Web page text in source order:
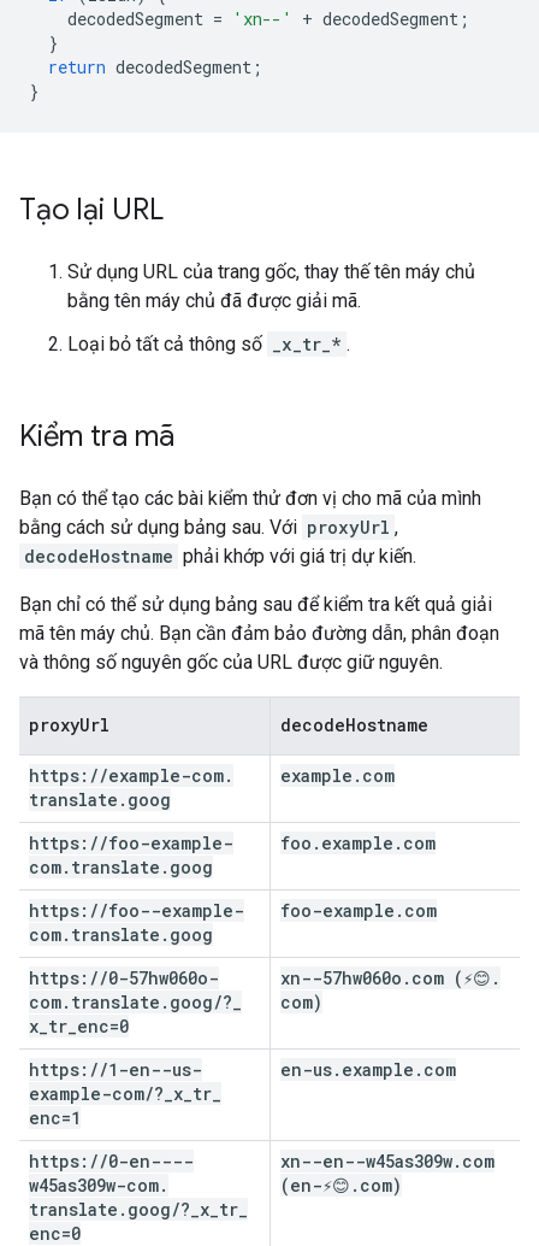
decodedSegment = 'xn--' + decodedSegment ;
}
return decodedSegment ;
}
Tạo lại URL
Sử dụng URL của trang gốc, thay thế tên máy chủ
bằng tên máy chủ đã được giải mã.
Loại bỏ tất cả thông số
_x_tr_* .
Kiểm tra mã
Bạn có thể tạo các bài kiểm thử đơn vị cho mã của mình
bằng cách sử dụng bảng sau. Với proxyUrl ,
decodeHostname phải khớp với giá trị dự kiến.
Bạn chỉ có thể sử dụng bảng sau để kiểm tra kết quả giải
mã tên máy chủ. Bạn cần đảm bảo đường dẫn, phân đoạn
và thông số nguyên gốc của URL được giữ nguyên.
proxyUrl decodeHostname
https: //example-com.
translate . goog
example . com
https: //foo-example-
com. translate . goog
foo . example . com
https: //foo--example-
com. translate . goog
foo-example . com
https: //0-57hw060o-
com. translate . goog/?
x tr enc=0
xn--57hw060o . com (⚡😊 .
com)
https: //1-en--us-
example-com/? x tr
enc=1
en-us. example . com
https: //0-en----
w45as309w-com.
translate . goog/? x tr
enc=0
xn--en--w45as309w. com
(en-⚡😊 . com)